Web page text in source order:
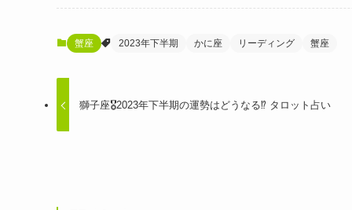
蟹座 2023年下半期 かに座 リーディング 蟹座
獅子座🎖2023年下半期の運勢はどうなる⁉︎ タロット占い